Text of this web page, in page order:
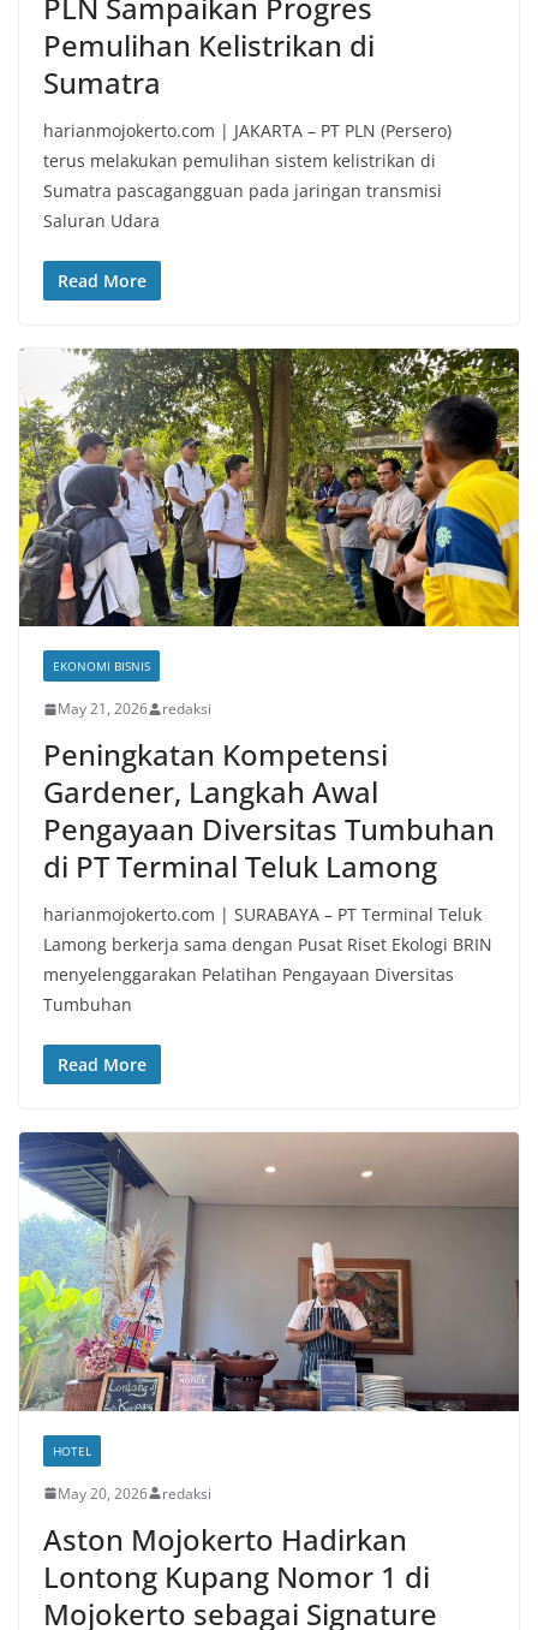
Pemulihan Kelistrikan di
Sumatra
harianmojokerto.com | JAKARTA – PT PLN (Persero)
terus melakukan pemulihan sistem kelistrikan di
Sumatra pascagangguan pada jaringan transmisi
Saluran Udara
Read More
EKONOMI BISNIS
May 21, 2026 redaksi
Peningkatan Kompetensi
Gardener, Langkah Awal
Pengayaan Diversitas Tumbuhan
di PT Terminal Teluk Lamong
harianmojokerto.com | SURABAYA – PT Terminal Teluk
Lamong berkerja sama dengan Pusat Riset Ekologi BRIN
menyelenggarakan Pelatihan Pengayaan Diversitas
Tumbuhan
Read More
HOTEL
May 20, 2026 redaksi
Aston Mojokerto Hadirkan
Lontong Kupang Nomor 1 di
Mojokerto sebagai Signature